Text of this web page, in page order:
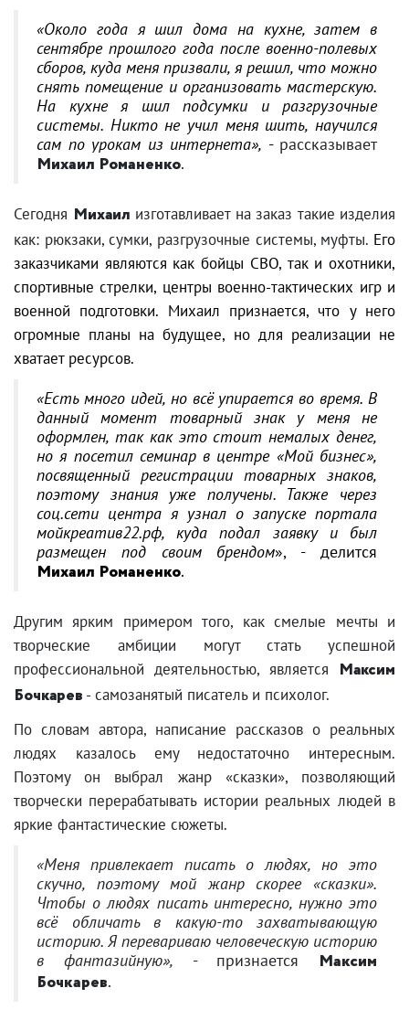
«Около года я шил дома на кухне, затем в
сентябре прошлого года после военно-полевых
сборов, куда меня призвали, я решил, что можно
снять помещение и организовать мастерскую.
На кухне я шил подсумки и разгрузочные
системы. Никто не учил меня шить, научился
сам по урокам из интернета», - рассказывает
Михаил Романенко.
Сегодня Михаил изготавливает на заказ такие изделия
как: рюкзаки, сумки, разгрузочные системы, муфты. Его
заказчиками являются как бойцы СВО, так и охотники,
спортивные стрелки, центры военно-тактических игр и
военной подготовки. Михаил признается, что у него
огромные планы на будущее, но для реализации не
хватает ресурсов.
«Есть много идей, но всё упирается во время. В
данный момент товарный знак у меня не
оформлен, так как это стоит немалых денег,
но я посетил семинар в центре «Мой бизнес»,
посвященный регистрации товарных знаков,
поэтому знания уже получены. Также через
соц.сети центра я узнал о запуске портала
мойкреатив22.рф, куда подал заявку и был
размещен под своим брендом», - делится
Михаил Романенко.
Другим ярким примером того, как смелые мечты и
творческие амбиции могут стать успешной
профессиональной деятельностью, является Максим
Бочкарев - самозанятый писатель и психолог.
По словам автора, написание рассказов о реальных
людях казалось ему недостаточно интересным.
Поэтому он выбрал жанр «сказки», позволяющий
творчески перерабатывать истории реальных людей в
яркие фантастические сюжеты.
«Меня привлекает писать о людях, но это
скучно, поэтому мой жанр скорее «сказки».
Чтобы о людях писать интересно, нужно это
всё обличать в какую-то захватывающую
историю. Я перевариваю человеческую историю
в фантазийную», - признается Максим
Бочкарев.